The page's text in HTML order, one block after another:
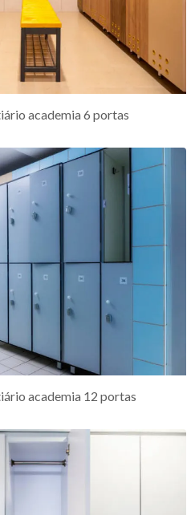
academia 6 portas
academia 12 portas